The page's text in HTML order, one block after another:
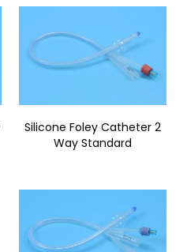
Silicone Foley Catheter 2
Way Standard